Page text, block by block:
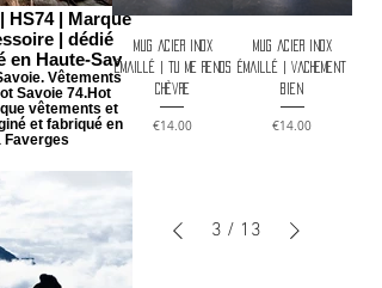
HS74 | Marque
| dédié
en Haute-Sav
Vêtements
Savoie 74.Hot
vêtements et
et fabriqué en
Faverges
Mug acier inox
émaillé | Tu me rends
chèvre
Price
€14.00
Mug acier inox
émaillé | Vachement
bien
Price
€14.00
3 / 13